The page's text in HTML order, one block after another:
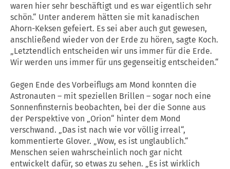
waren hier sehr beschäftigt und es war eigentlich sehr
schön.“ Unter anderem hätten sie mit kanadischen
Ahorn-Keksen gefeiert. Es sei aber auch gut gewesen,
anschließend wieder von der Erde zu hören, sagte Koch.
„Letztendlich entscheiden wir uns immer für die Erde.
Wir werden uns immer für uns gegenseitig entscheiden.“
Gegen Ende des Vorbeiflugs am Mond konnten die
Astronauten – mit speziellen Brillen – sogar noch eine
Sonnenfinsternis beobachten, bei der die Sonne aus
der Perspektive von „Orion“ hinter dem Mond
verschwand. „Das ist nach wie vor völlig irreal“,
kommentierte Glover. „Wow, es ist unglaublich.“
Menschen seien wahrscheinlich noch gar nicht
entwickelt dafür, so etwas zu sehen. „Es ist wirklich